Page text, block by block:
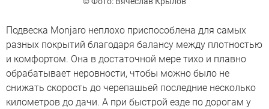
Подвеска Monjaro неплохо приспособлена для самых
разных покрытий благодаря балансу между плотностью
и комфортом. Она в достаточной мере тихо и плавно
обрабатывает неровности, чтобы можно было не
снижать скорость до черепашьей последние несколько
километров до дачи. А при быстрой езде по дорогам у